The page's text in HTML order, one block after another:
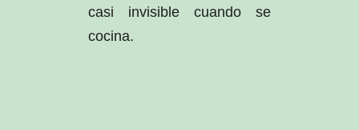
casi invisible cuando se
cocina.